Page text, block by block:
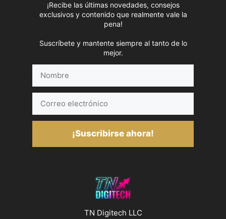
¡Recibe las últimas novedades, consejos
exclusivos y contenido que realmente vale la
pena!
Suscríbete y mantente siempre al tanto de lo
mejor.
electrónico
¡Suscribirse ahora!
TN Digitech LLC